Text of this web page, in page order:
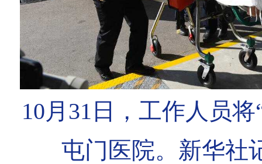
10月31日，工作人员
屯门医院。新华社